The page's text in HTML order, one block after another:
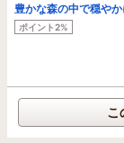
豊かな森の中で穏や
ポイント2%
こ